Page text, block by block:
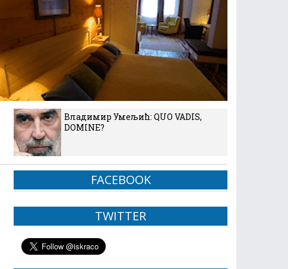
Владимир Умељић: QUO VADIS,
DOMINE?
FACEBOOK
TWITTER